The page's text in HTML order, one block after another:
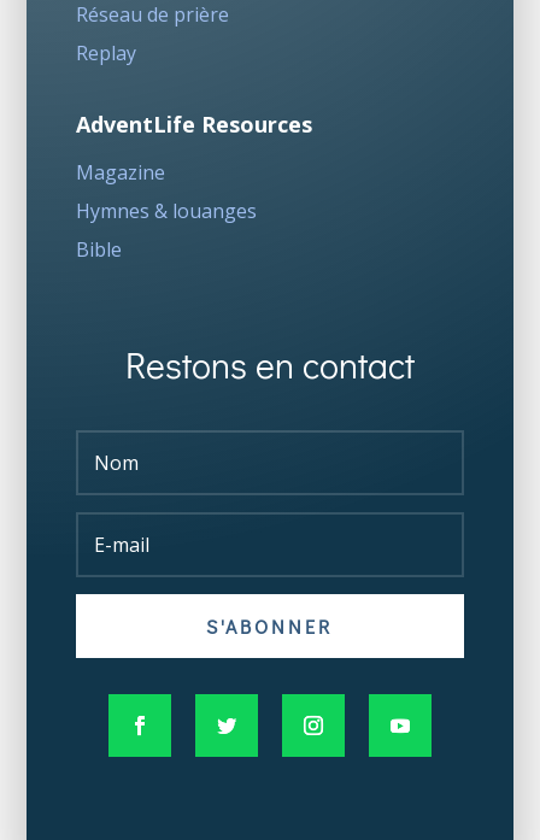
Réseau de prière
Replay
AdventLife Resources
Magazine
Hymnes & louanges
Bible
Restons en contact
S'ABONNER